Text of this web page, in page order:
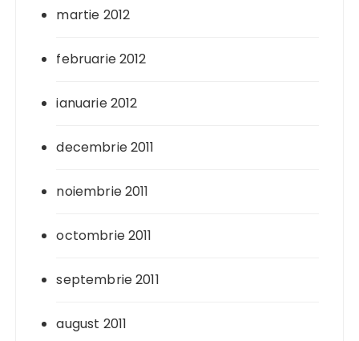
martie 2012
februarie 2012
ianuarie 2012
decembrie 2011
noiembrie 2011
octombrie 2011
septembrie 2011
august 2011